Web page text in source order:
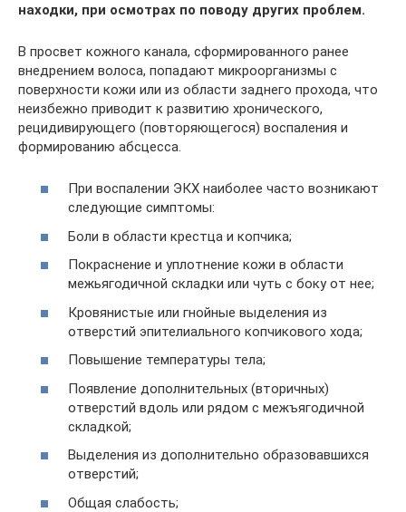
находки, при осмотрах по поводу других проблем.
В просвет кожного канала, сформированного ранее
внедрением волоса, попадают микроорганизмы с
поверхности кожи или из области заднего прохода, что
неизбежно приводит к развитию хронического,
рецидивирующего (повторяющегося) воспаления и
формированию абсцесса.
При воспалении ЭКХ наиболее часто возникают
следующие симптомы:
Боли в области крестца и копчика;
Покраснение и уплотнение кожи в области
межьягодичной складки или чуть с боку от нее;
Кровянистые или гнойные выделения из
отверстий эпителиального копчикового хода;
Повышение температуры тела;
Появление дополнительных (вторичных)
отверстий вдоль или рядом с межъягодичной
складкой;
Выделения из дополнительно образовавшихся
отверстий;
Общая слабость;